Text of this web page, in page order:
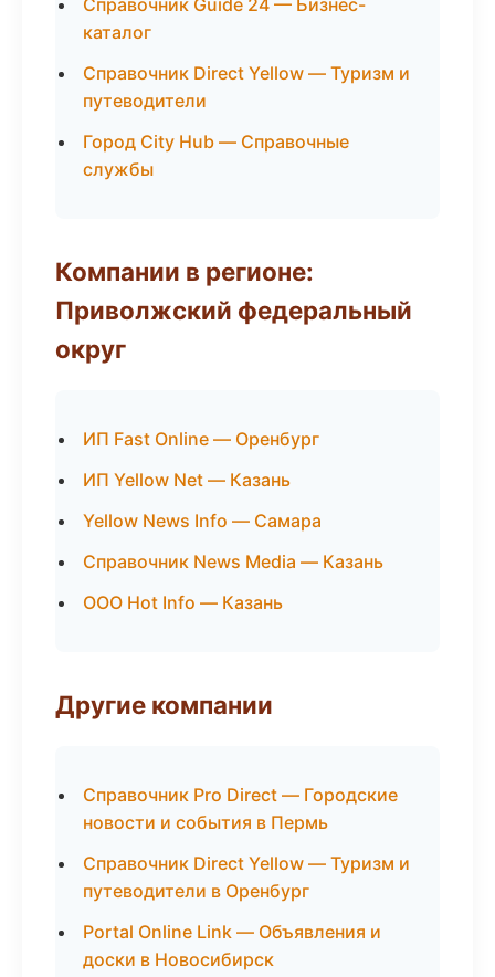
Справочник Guide 24 — Бизнес-
каталог
Справочник Direct Yellow — Туризм и
путеводители
Город City Hub — Справочные
службы
Компании в регионе:
Приволжский федеральный
округ
ИП Fast Online — Оренбург
ИП Yellow Net — Казань
Yellow News Info — Самара
Справочник News Media — Казань
ООО Hot Info — Казань
Другие компании
Справочник Pro Direct — Городские
новости и события в Пермь
Справочник Direct Yellow — Туризм и
путеводители в Оренбург
Portal Online Link — Объявления и
доски в Новосибирск